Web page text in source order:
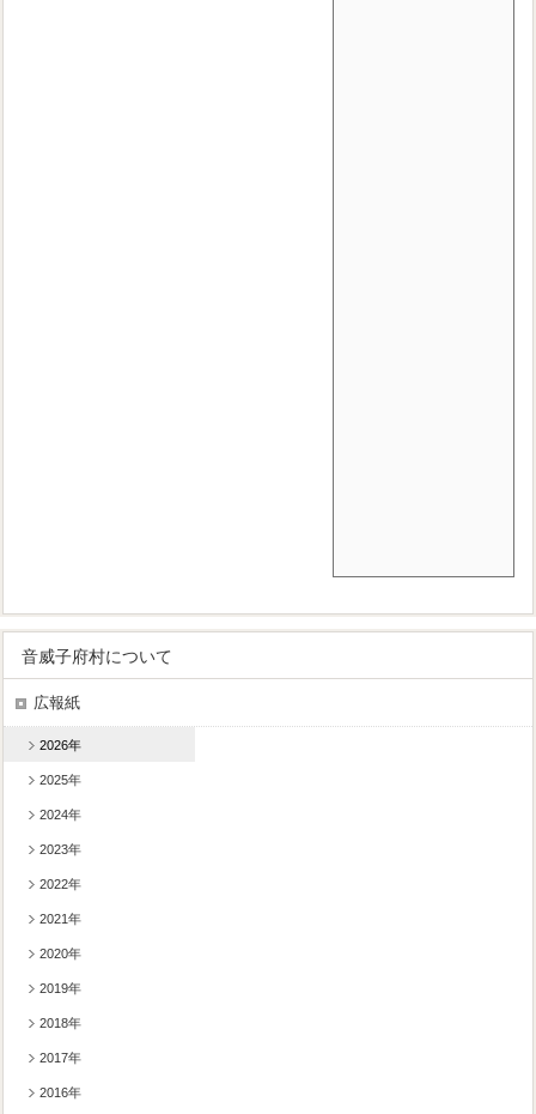
音威子府村について
広報紙
2026年
2025年
2024年
2023年
2022年
2021年
2020年
2019年
2018年
2017年
2016年